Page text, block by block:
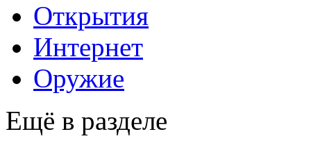
Открытия
Интернет
Оружие
Ещё в разделе